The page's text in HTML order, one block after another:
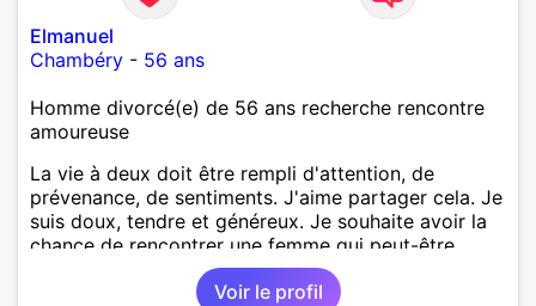
Elmanuel
Chambéry - 56 ans
Homme divorcé(e) de 56 ans recherche rencontre
amoureuse
La vie à deux doit être rempli d'attention, de
prévenance, de sentiments. J'aime partager cela. Je
suis doux, tendre et généreux. Je souhaite avoir la
chance de rencontrer une femme qui peut-être
différent comme profil, peu importe. Une femme
entre 45 et 60 ans.
Voir le profil